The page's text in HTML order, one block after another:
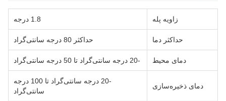
زاویه پله 1.8 درجه
حداکثر دما حداکثر 80 درجه سانتی‌گراد
دمای محیط
دمای ذخیره‌سازی
-20 درجه سانتی‌گراد تا 100 درجه
سانتی‌گراد